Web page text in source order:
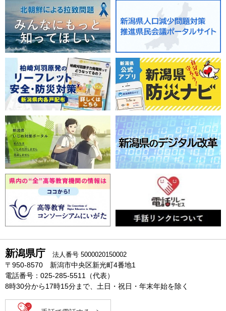
新潟県庁 法人番号 5000020150002
〒950-8570 新潟市中央区新光町4番地1
電話番号：025-285-5511（代表）
8時30分から17時15分まで、土日・祝日・年末年始を除く